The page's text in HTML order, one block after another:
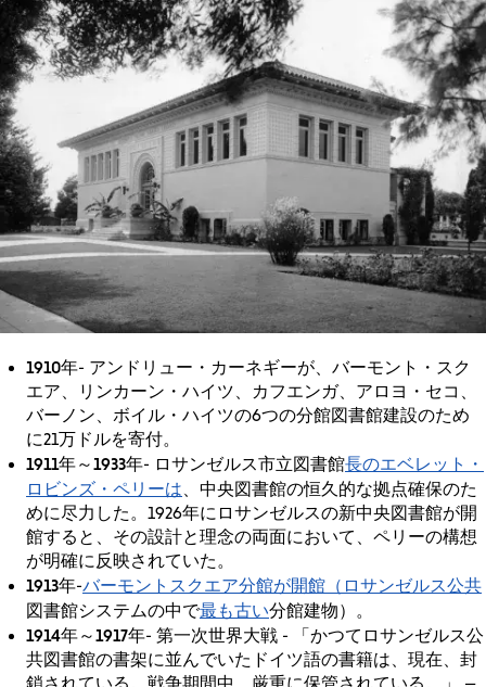
1910年- アンドリュー・カーネギーが、バーモント・スク
エア、リンカーン・ハイツ、カフエンガ、アロヨ・セコ、
バーノン、ボイル・ハイツの6つの分館図書館建設のため
に21万ドルを寄付。
1911年～1933年- ロサンゼルス市立図書館長のエベレット・
ロビンズ・ペリーは 、中央図書館の恒久的な拠点確保のた
めに尽力した。1926年にロサンゼルスの新中央図書館が開
館すると、その設計と理念の両面において、ペリーの構想
が明確に反映されていた。
1913年-バーモントスクエア分館が開館（ロサンゼルス公共
図書館システムの中で最も古い分館建物）。
1914年～1917年- 第一次世界大戦 - 「かつてロサンゼルス公
共図書館の書架に並んでいたドイツ語の書籍は、現在、封